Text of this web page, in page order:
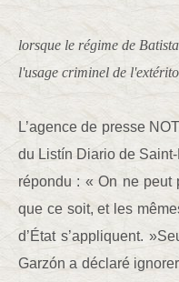
lorsque le régime de
l'usage criminel de
L’agence de presse
du Listín Diario de
répondu : « On ne peut
que ce soit, et les
d’État s’appliquent.
Garzón a déclaré